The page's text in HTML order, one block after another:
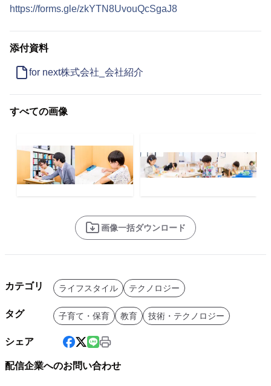
https://forms.gle/zkYTN8UvouQcSgaJ8
添付資料
for next株式会社_会社紹介
すべての画像
画像一括ダウンロード
カテゴリ ライフスタイル テクノロジー
タグ 子育て・保育 教育 技術・テクノロジー
シェア
配信企業へのお問い合わせ